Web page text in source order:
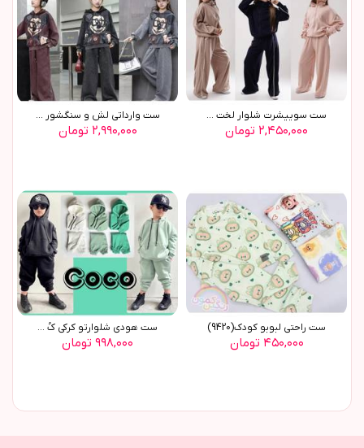
ست سوييشرت شلوار لخت ...
۲,۴۵۰,۰۰۰ تومان
ست وارداتي لش و سنگشور ...
۲,۹۹۰,۰۰۰ تومان
ست راحتي لبوبو کودک(9420)
۴۵۰,۰۰۰ تومان
ست هودی شلوارتو کرکی کُ ...
۹۹۸,۰۰۰ تومان